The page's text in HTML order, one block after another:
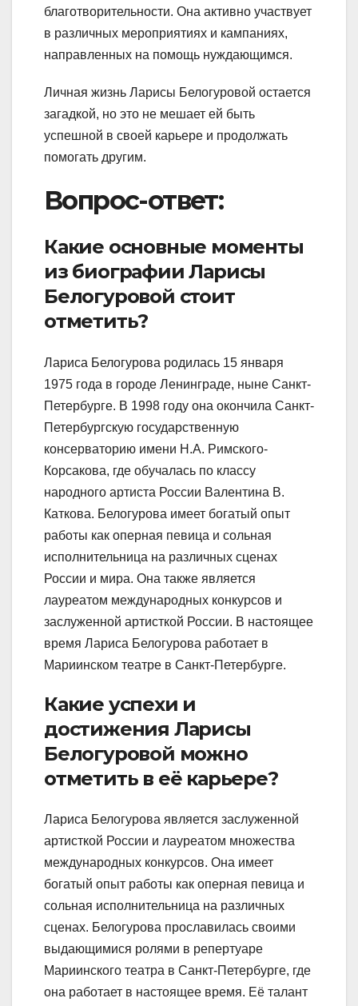
благотворительности. Она активно участвует
в различных мероприятиях и кампаниях,
направленных на помощь нуждающимся.
Личная жизнь Ларисы Белогуровой остается
загадкой, но это не мешает ей быть
успешной в своей карьере и продолжать
помогать другим.
Вопрос-ответ:
Какие основные моменты
из биографии Ларисы
Белогуровой стоит
отметить?
Лариса Белогурова родилась 15 января
1975 года в городе Ленинграде, ныне Санкт-
Петербурге. В 1998 году она окончила Санкт-
Петербургскую государственную
консерваторию имени Н.А. Римского-
Корсакова, где обучалась по классу
народного артиста России Валентина В.
Каткова. Белогурова имеет богатый опыт
работы как оперная певица и сольная
исполнительница на различных сценах
России и мира. Она также является
лауреатом международных конкурсов и
заслуженной артисткой России. В настоящее
время Лариса Белогурова работает в
Мариинском театре в Санкт-Петербурге.
Какие успехи и
достижения Ларисы
Белогуровой можно
отметить в её карьере?
Лариса Белогурова является заслуженной
артисткой России и лауреатом множества
международных конкурсов. Она имеет
богатый опыт работы как оперная певица и
сольная исполнительница на различных
сценах. Белогурова прославилась своими
выдающимися ролями в репертуаре
Мариинского театра в Санкт-Петербурге, где
она работает в настоящее время. Её талант